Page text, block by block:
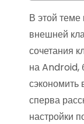
В этой теме
внешней
сочетания
на Android,
сэкономить
сперва
настройки